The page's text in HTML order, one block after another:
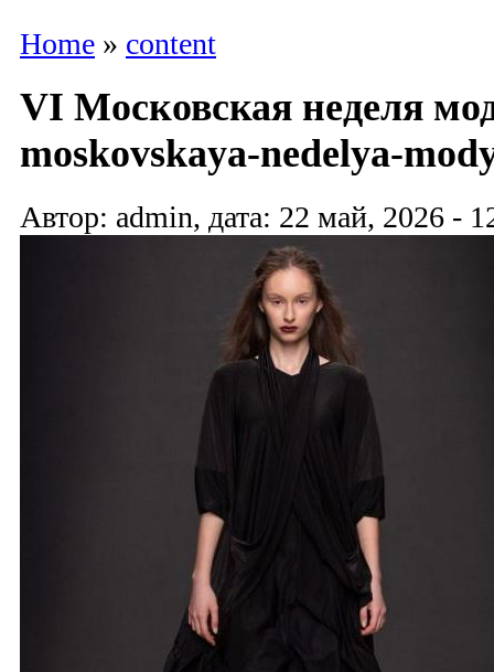
Home » content
VI Московская неделя
moskovskaya-nedelya-
Автор: admin, дата: 22 май, 2026 -